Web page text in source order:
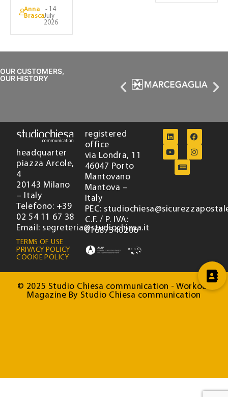
Anna
Brasca
- 14
July
2026
OUR CUSTOMERS,
OUR HISTORY
headquarter
piazza Arcole,
4
20143 Milano
– Italy
Telefono: +39
02 54 11 67 38
Email: segreteria@studiochiesa.it
TERMS OF USE
PRIVACY POLICY
COOKIE POLICY
registered
office
via Londra, 11
46047 Porto
Mantovano
Mantova –
Italy
PEC:
C.F. / P. IVA:
01687340206
© 2025 Studio Chiesa communication - Workout
Magazine By Studio Chiesa communication